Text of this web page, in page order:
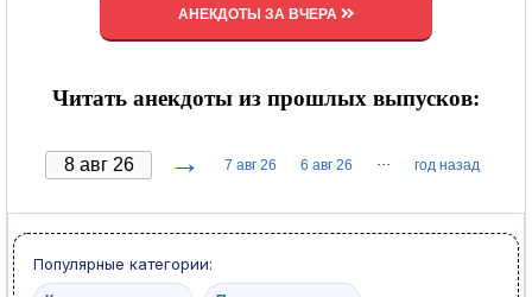
АНЕКДОТЫ ЗА ВЧЕРА
Читать анекдоты из прошлых выпусков:
→ 7 авг 26 6 авг 26 ··· год назад
Популярные категории: